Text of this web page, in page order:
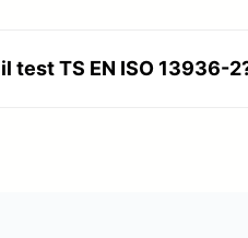
il test TS EN ISO 13936-